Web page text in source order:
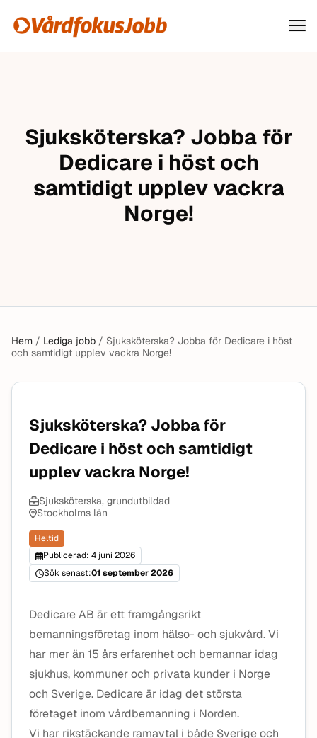
Hoppa till innehåll
Vårdfokusjobb
Sjuksköterska? Jobba för
Dedicare i höst och
samtidigt upplev vackra
Norge!
Hem / Lediga jobb / Sjuksköterska? Jobba för Dedicare i höst
och samtidigt upplev vackra Norge!
Sjuksköterska? Jobba för
Dedicare i höst och samtidigt
upplev vackra Norge!
Sjuksköterska, grundutbildad
Stockholms län
Heltid
Publicerad: 4 juni 2026
Sök senast:01 september 2026
Dedicare AB är ett framgångsrikt
bemanningsföretag inom hälso- och sjukvård. Vi
har mer än 15 års erfarenhet och bemannar idag
sjukhus, kommuner och privata kunder i Norge
och Sverige. Dedicare är idag det största
företaget inom vårdbemanning i Norden.
Vi har rikstäckande ramavtal i både Sverige och